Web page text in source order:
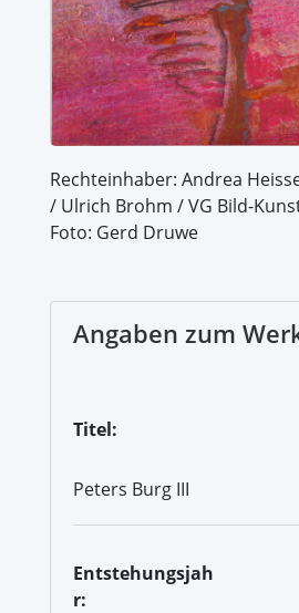
Rechteinhaber: Andrea
/ Ulrich Brohm / VG Bild-
Foto: Gerd Druwe
Angaben zum
Titel:
Peters Burg III
Entstehungsjah
r: